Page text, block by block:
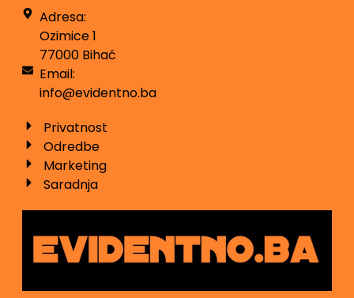
Adresa:
Ozimice 1
77000 Bihać
Email:
info@evidentno.ba
Privatnost
Odredbe
Marketing
Saradnja